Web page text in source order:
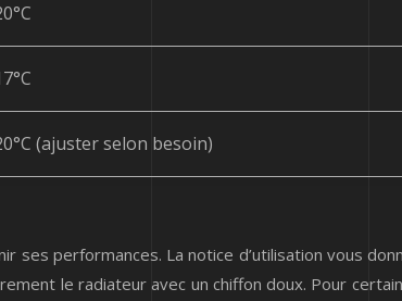
(ajuster selon besoin)
performances. La notice d’utilisation vous
le radiateur avec un chiffon doux. Pour